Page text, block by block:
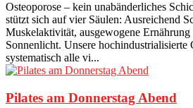
Osteoporose – kein unabänderliches
stützt sich auf vier Säulen: Ausreichend
Muskelaktivität, ausgewogene Ernährung
Sonnenlicht. Unsere hochindustrialisierte
systematisch alle vi...
Pilates am Donnerstag Abend